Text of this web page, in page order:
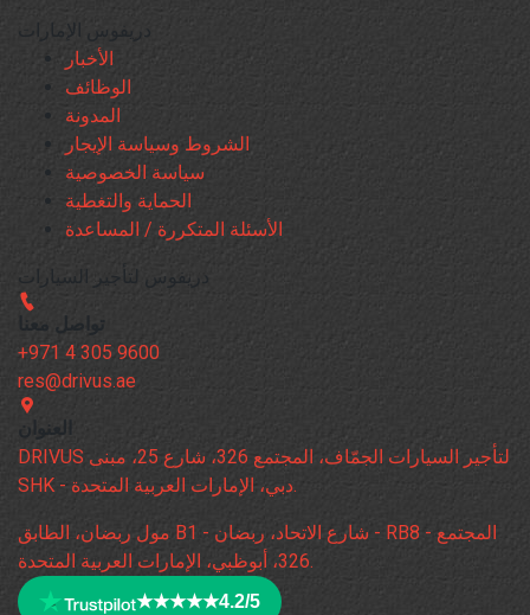
دريفوس الإمارات
الأخبار
الوظائف
المدونة
الشروط وسياسة الإيجار
سياسة الخصوصية
الحماية والتغطية
الأسئلة المتكررة / المساعدة
دريفوس لتأجير السيارات
تواصل معنا
+971 4 305 9600
res@drivus.ae
العنوان
DRIVUS لتأجير السيارات الجمّاف، المجتمع 326، شارع 25، مبنى
SHK - دبي، الإمارات العربية المتحدة.
مول ربضان، الطابق B1 - شارع الاتحاد، ربضان - RB8 - المجتمع
326، أبوظبي، الإمارات العربية المتحدة.
★★★★★4.2/5